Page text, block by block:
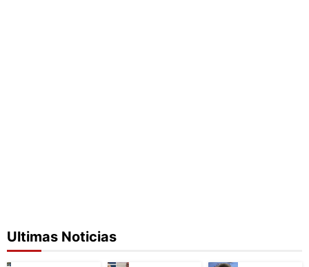
Ultimas Noticias